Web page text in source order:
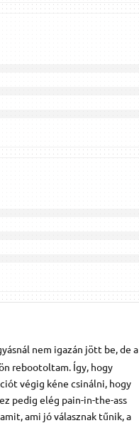
nem igazán jött be, de a
rebootoltam. Így, hogy
végig kéne csinálni, hogy
pedig elég pain-in-the-ass
ami jó válasznak tűnik, a